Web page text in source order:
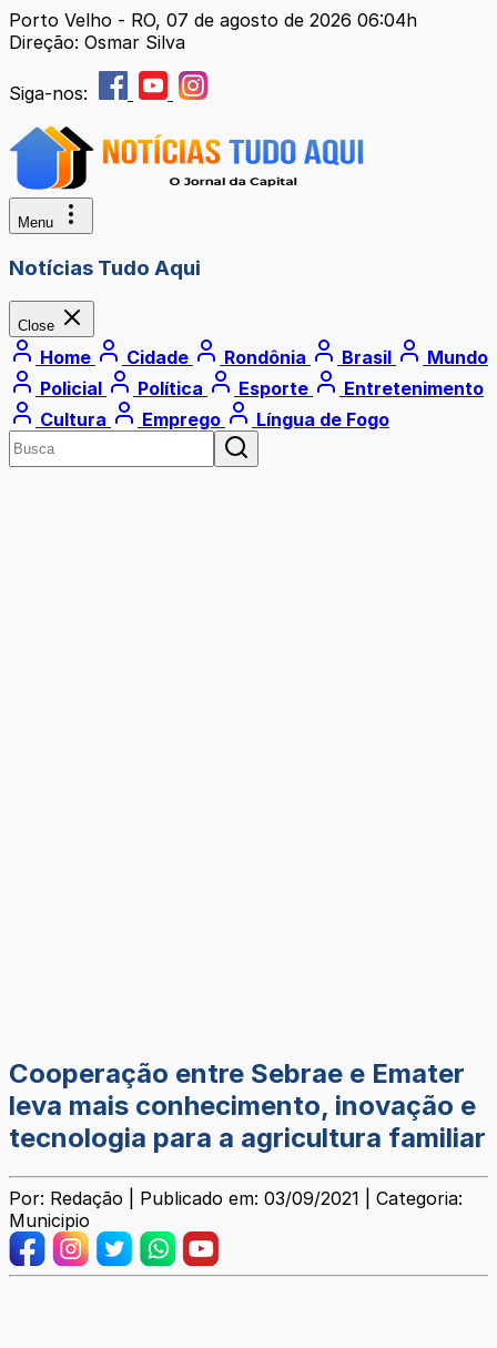
Porto Velho - RO, 07 de agosto de 2026 06:04h
Direção: Osmar Silva
Siga-nos:
Menu
Notícias Tudo Aqui
Close
Home Cidade Rondônia Brasil
Mundo
Policial
Política Esporte
Entretenimento
Cultura
Emprego Língua de Fogo
Cooperação entre Sebrae e Emater
leva mais conhecimento, inovação e
tecnologia para a agricultura familiar
Por: Redação | Publicado em: 03/09/2021 | Categoria:
Municipio